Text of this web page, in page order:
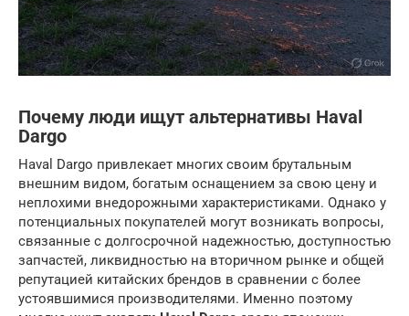
Почему люди ищут альтернативы Haval
Dargo
Haval Dargo привлекает многих своим брутальным
внешним видом, богатым оснащением за свою цену и
неплохими внедорожными характеристиками. Однако у
потенциальных покупателей могут возникать вопросы,
связанные с долгосрочной надежностью, доступностью
запчастей, ликвидностью на вторичном рынке и общей
репутацией китайских брендов в сравнении с более
устоявшимися производителями. Именно поэтому